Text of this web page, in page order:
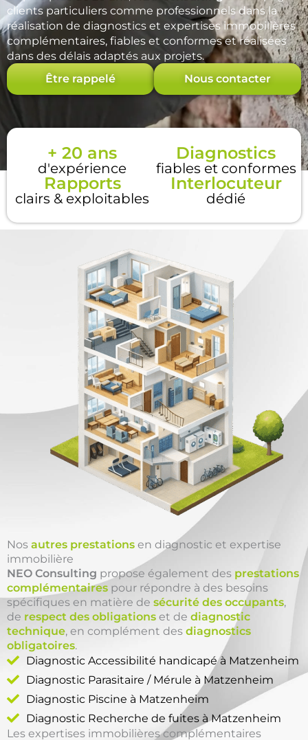
clients particuliers comme professionnels dans la
réalisation de diagnostics et expertises immobilières
complémentaires, fiables et conformes et réalisées
dans des délais adaptés aux projets.
Être rappelé Nous contacter
+ 20 ans
d'expérience
Diagnostics
fiables et conformes
Rapports
clairs & exploitables
Interlocuteur
dédié
Nos autres prestations en diagnostic et expertise
immobilière
NEO Consulting propose également des prestations
complémentaires pour répondre à des besoins
spécifiques en matière de sécurité des occupants,
de respect des obligations et de diagnostic
technique, en complément des diagnostics
obligatoires.
Diagnostic Accessibilité handicapé à Matzenheim
Diagnostic Parasitaire / Mérule à Matzenheim
Diagnostic Piscine à Matzenheim
Diagnostic Recherche de fuites à Matzenheim
Les expertises immobilières complémentaires